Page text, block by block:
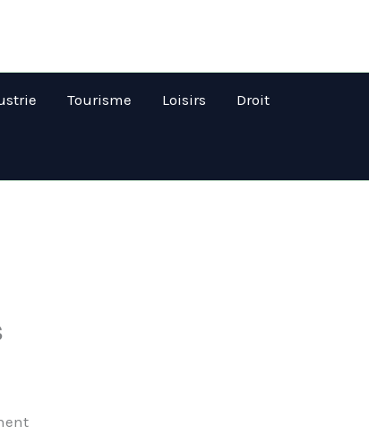
Tourisme Loisirs Droit